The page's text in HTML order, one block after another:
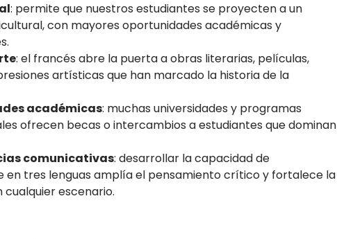
: permite que nuestros estudiantes se proyecten a un
con mayores oportunidades académicas y
: el francés abre la puerta a obras literarias, películas,
artísticas que han marcado la historia de la
académicas: muchas universidades y programas
ofrecen becas o intercambios a estudiantes que dominan
comunicativas: desarrollar la capacidad de
en tres lenguas amplía el pensamiento crítico y fortalece la
cualquier escenario.